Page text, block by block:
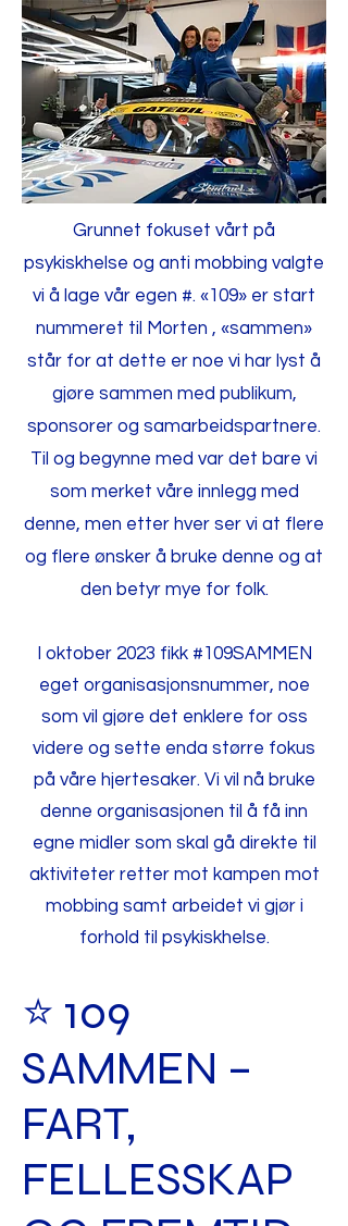
Grunnet fokuset vårt på
psykiskhelse og anti mobbing valgte
vi å lage vår egen #. «109» er start
nummeret til Morten , «sammen»
står for at dette er noe vi har lyst å
gjøre sammen med publikum,
sponsorer og samarbeidspartnere.
Til og begynne med var det bare vi
som merket våre innlegg med
denne, men etter hver ser vi at flere
og flere ønsker å bruke denne og at
den betyr mye for folk.
I oktober 2023 fikk #109SAMMEN
eget organisasjonsnummer, noe
som vil gjøre det enklere for oss
videre og sette enda større fokus
på våre hjertesaker. Vi vil nå bruke
denne organisasjonen til å få inn
egne midler som skal gå direkte til
aktiviteter retter mot kampen mot
mobbing samt arbeidet vi gjør i
forhold til psykiskhelse.
⭐ 109
SAMMEN –
FART,
FELLESSKAP